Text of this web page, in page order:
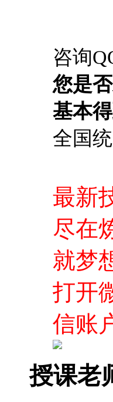
咨询
您是
基本
全国
最新
尽在
就梦
打开
信账
授课老